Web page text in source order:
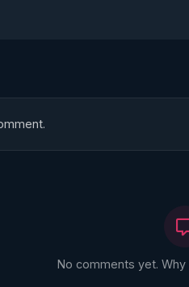
forme de vidéo
No comments yet.